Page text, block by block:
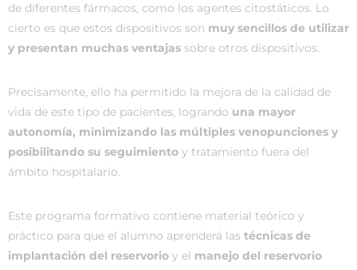
de diferentes fármacos, como los agentes citostáticos. Lo
cierto es que estos dispositivos son muy sencillos de utilizar
y presentan muchas ventajas sobre otros dispositivos.
Precisamente, ello ha permitido la mejora de la calidad de
vida de este tipo de pacientes, logrando una mayor
autonomía, minimizando las múltiples venopunciones y
posibilitando su seguimiento y tratamiento fuera del
ámbito hospitalario.
Este programa formativo contiene material teórico y
práctico para que el alumno aprenderá las técnicas de
implantación del reservorio y el manejo del reservorio